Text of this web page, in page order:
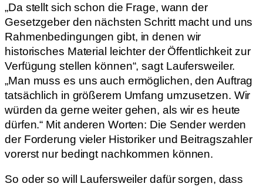
„Da stellt sich schon die Frage, wann der
Gesetzgeber den nächsten Schritt macht und uns
Rahmenbedingungen gibt, in denen wir
historisches Material leichter der Öffentlichkeit zur
Verfügung stellen können“, sagt Laufersweiler.
„Man muss es uns auch ermöglichen, den Auftrag
tatsächlich in größerem Umfang umzusetzen. Wir
würden da gerne weiter gehen, als wir es heute
dürfen.“ Mit anderen Worten: Die Sender werden
der Forderung vieler Historiker und Beitragszahler
vorerst nur bedingt nachkommen können.
So oder so will Laufersweiler dafür sorgen, dass